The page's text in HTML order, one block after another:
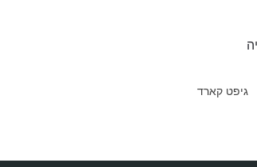
גיפט קארד